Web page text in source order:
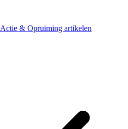
Actie & Opruiming artikelen